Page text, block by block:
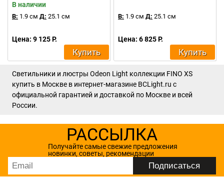
В наличии
В: 1.9 см Д: 25.1 см
Цена: 9 125 Р.
Купить
В: 1.9 см Д: 25.1 см
Цена: 6 825 Р.
Купить
Светильники и люстры Odeon Light коллекции FINO XS
купить в Москве в интернет-магазине BCLight.ru с
официальной гарантией и доставкой по Москве и всей
России.
РАССЫЛКА
Получайте самые свежие предложения
новинки, советы, рекомендации